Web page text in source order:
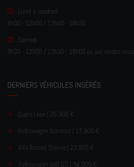
Lundi à vendredi
8h00 - 12h00 / 13h00 - 18h30
Samedi
9h30 - 12h00 / 13h30 - 18h00 ou sur rendez-vous
DERNIERS VÉHICULES INSÉRÉS
Cupra Leon | 26.900 €
Volkswagen Scirocco | 17.900 €
Alfa Romeo Stelvio | 23.900 €
Volkswagen Golf GTI | 34.900 €